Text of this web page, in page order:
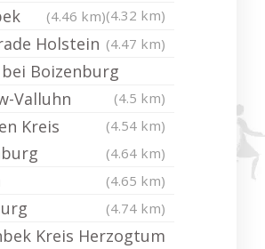
(4.32 km)
(4.46 km)
Holstein (4.47 km)
Boizenburg
(4.5 km)
Valluhn
(4.54 km)
Kreis
(4.64 km)
(4.65 km)
(4.74 km)
Kreis Herzogtum